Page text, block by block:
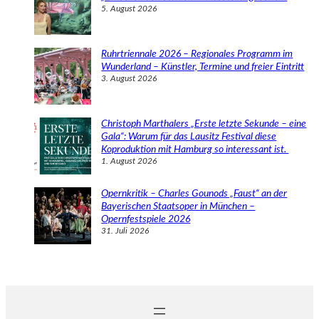
5. August 2026
Ruhrtriennale 2026 – Regionales Programm im
Wunderland – Künstler, Termine und freier Eintritt
3. August 2026
Christoph Marthalers „Erste letzte Sekunde – eine
Gala“: Warum für das Lausitz Festival diese
Koproduktion mit Hamburg so interessant ist.
1. August 2026
Opernkritik – Charles Gounods „Faust“ an der
Bayerischen Staatsoper in München –
Opernfestspiele 2026
31. Juli 2026